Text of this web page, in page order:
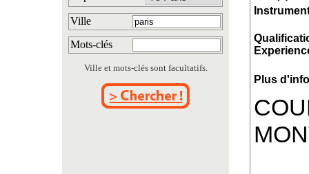
Ville
Mots-clés
Ville et mots-clés sont facultatifs.
Plus